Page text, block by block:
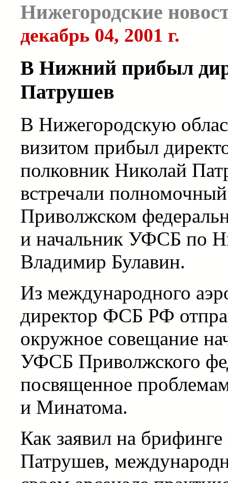
Нижегородские
декабрь 04, 2001 г.
В Нижний прибыл
Патрушев
В Нижегородскую
визитом прибыл
полковник Николай
встречали
Приволжском
и начальник УФСБ по
Владимир Булавин.
Из международного
директор ФСБ РФ
окружное совещание
УФСБ Приволжского
посвященное
и Минатома.
Как заявил на
Патрушев,